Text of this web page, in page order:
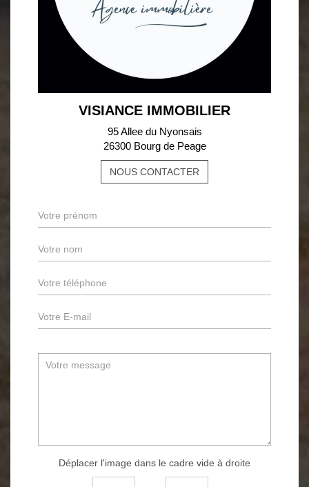
VISIANCE IMMOBILIER
95 Allee du Nyonsais
26300 Bourg de Peage
NOUS CONTACTER
Déplacer l'image dans le cadre vide à droite